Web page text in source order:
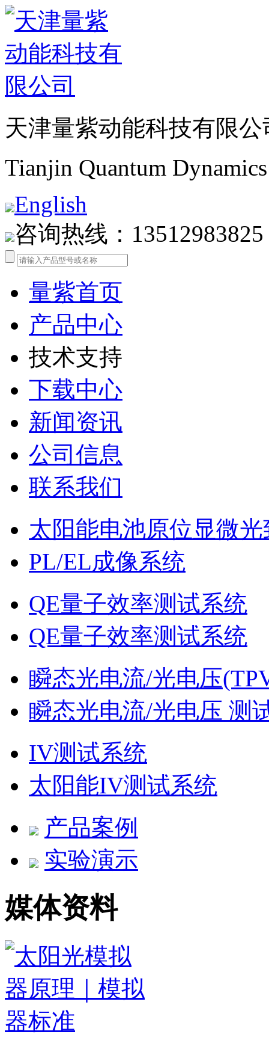
天津量紫动能科技有限公
Tianjin Quantum
English
咨询热线：13512983825
量紫首页
产品中心
技术支持
下载中心
新闻资讯
公司信息
联系我们
太阳能电池原位显微
PL/EL成像系统
QE量子效率测试系统
QE量子效率测试系统
瞬态光电流/光电压
瞬态光电流/光电压 测
IV测试系统
太阳能IV测试系统
产品案例
实验演示
媒体资料